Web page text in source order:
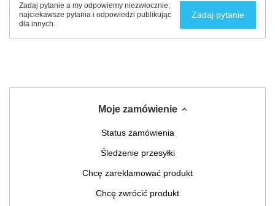
Zadaj pytanie a my odpowiemy niezwłocznie,
najciekawsze pytania i odpowiedzi publikując
dla innych.
Zadaj pytanie
Moje zamówienie
Status zamówienia
Śledzenie przesyłki
Chcę zareklamować produkt
Chcę zwrócić produkt